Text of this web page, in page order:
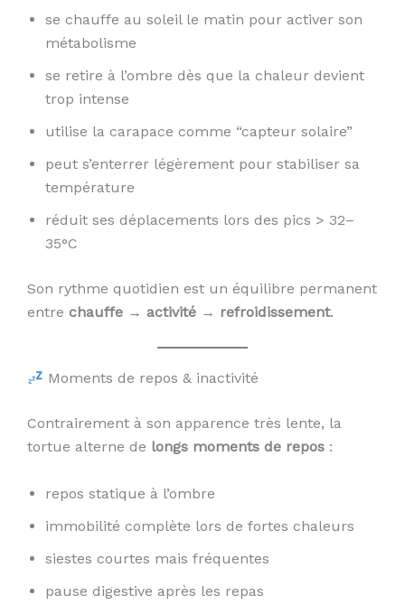
se chauffe au soleil le matin pour activer son
métabolisme
se retire à l’ombre dès que la chaleur devient
trop intense
utilise la carapace comme “capteur solaire”
peut s’enterrer légèrement pour stabiliser sa
température
réduit ses déplacements lors des pics > 32–
35°C
Son rythme quotidien est un équilibre permanent
entre chauffe → activité → refroidissement.
Moments de repos & inactivité
Contrairement à son apparence très lente, la
tortue alterne de longs moments de repos :
repos statique à l’ombre
immobilité complète lors de fortes chaleurs
siestes courtes mais fréquentes
pause digestive après les repas